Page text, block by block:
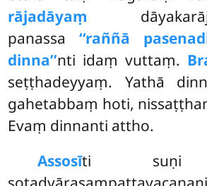
rājadāyaṃ
panassa‘‘raññā
dinna’’nti idaṃ vuttaṃ.
seṭṭhadeyyaṃ. Yathā
gahetabbaṃ hoti,
Evaṃ dinnanti attho.
Assosīti suṇi